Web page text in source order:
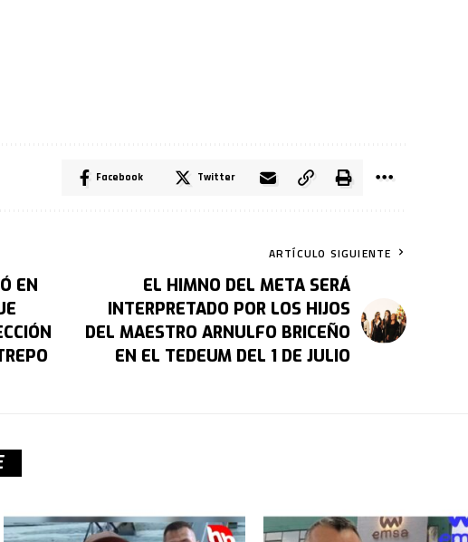
Facebook Twitter
EN
ARTÍCULO SIGUIENTE
EL HIMNO DEL META SERÁ
INTERPRETADO POR LOS HIJOS
DEL MAESTRO ARNULFO BRICEÑO
EN EL TEDEUM DEL 1 DE JULIO